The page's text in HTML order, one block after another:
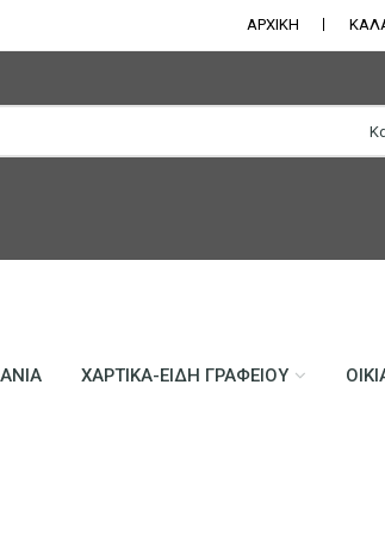
ΑΡΧΙΚΗ
ΧΑΡΤΙΚΆ-ΕΊΔΗ ΓΡΑΦΕΊΟΥ